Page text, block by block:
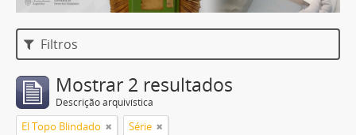
Filtros
Mostrar 2 resultados
Descrição arquivística
El Topo Blindado Série